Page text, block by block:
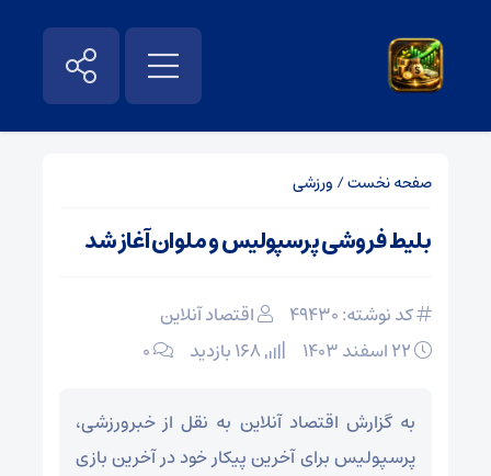
صفحه نخست/ ورزشی
بلیط فروشی پرسپولیس و ملوان آغاز شد
کد نوشته: 49430
اقتصاد آنلاین
۰
به گزارش اقتصاد آنلاین به نقل از خبرورزشی،
پرسپولیس برای آخرین پیکار خود در آخرین بازی